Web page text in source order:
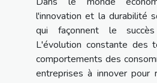
l'innovation et la durabilité
qui façonnent le
L'évolution constante des
comportements des
entreprises à innover pour